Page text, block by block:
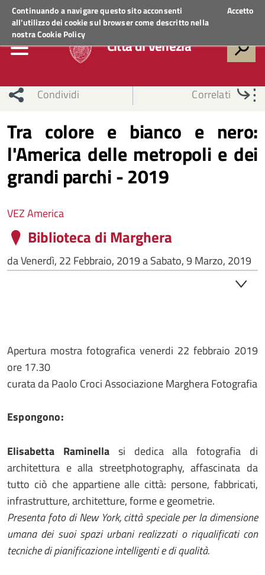
Continuando a navigare questo sito acconsenti
all'utilizzo dei cookie sul browser come descritto nella
nostraCookie Policy
Accetto
Regione VenetoACCEDI AI SERVIZI
Città di Venezia
Condividi Correlati
Tra colore e bianco e nero:
l'America delle metropoli e dei
grandi parchi - 2019
VEZ America
Biblioteca di Marghera
daVenerdì, 22 Febbraio, 2019aSabato, 9 Marzo, 2019
Apertura mostra fotografica venerdi 22 febbraio 2019
ore 17.30
curata da Paolo Croci Associazione Marghera Fotografia
Espongono:
Elisabetta Raminella si dedica alla fotografia di
architettura e alla streetphotography, affascinata da
tutto ciò che appartiene alle città: persone, fabbricati,
infrastrutture, architetture, forme e geometrie.
Presenta foto di New York, città speciale per la dimensione
umana dei suoi spazi urbani realizzati o riqualificati con
tecniche di pianificazione intelligenti e di qualità.